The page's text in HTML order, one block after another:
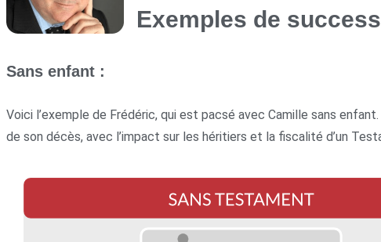
Exemples de
Sans enfant :
Voici l’exemple de Frédéric, qui est pacsé avec Camille sans
de son décès, avec l’impact sur les héritiers et la fiscalité d’un